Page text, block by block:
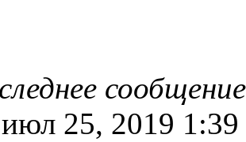
сообщение
25, 2019 1:39